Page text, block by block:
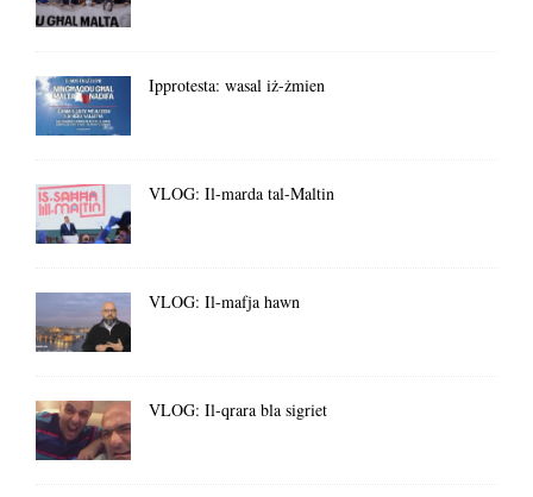
Ipprotesta: wasal iż-żmien
VLOG: Il-marda tal-Maltin
VLOG: Il-mafja hawn
VLOG: Il-qrara bla sigriet